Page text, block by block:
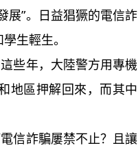
”。日益猖獗的電信詐
生輕生。
些年，大陸警方用專機
地區押解回來，而其中
信詐騙屢禁不止？且讓